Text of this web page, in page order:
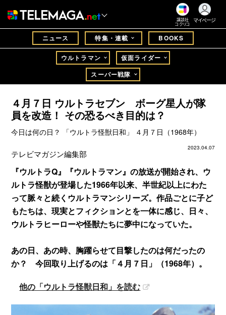
講談社
コクリコ
マイページ
ニュース 特集・連載 BOOKS
ウルトラマン
仮面ライダー
スーパー戦隊
４月７日 ウルトラセブン ボーグ星人が隊
員を改造！ その恐るべき目的は？
今日は何の日？ 「ウルトラ怪獣日和」 ４月７日（1968年）
2023.04.07
テレビマガジン編集部
『ウルトラQ』『ウルトラマン』の放送が開始され、ウ
ルトラ怪獣が登場した1966年以来、半世紀以上にわた
って脈々と続くウルトラマンシリーズ。作品ごとに子ど
もたちは、現実とフィクションとを一体に感じ、日々、
ウルトラヒーローや怪獣たちに夢中になっていた。
あの日、あの時、胸躍らせて目撃したのは何だったの
か？ 今回取り上げるのは「４月７日」（1968年）。
他の「ウルトラ怪獣日和」を読む